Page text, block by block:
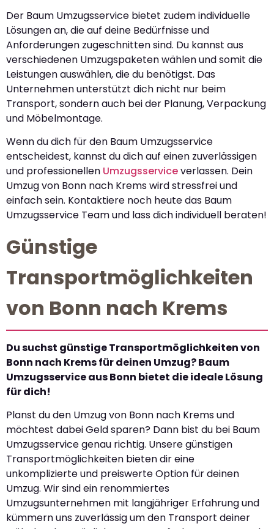
Der Baum Umzugsservice bietet zudem individuelle
Lösungen an, die auf deine Bedürfnisse und
Anforderungen zugeschnitten sind. Du kannst aus
verschiedenen Umzugspaketen wählen und somit die
Leistungen auswählen, die du benötigst. Das
Unternehmen unterstützt dich nicht nur beim
Transport, sondern auch bei der Planung, Verpackung
und Möbelmontage.
Wenn du dich für den Baum Umzugsservice
entscheidest, kannst du dich auf einen zuverlässigen
und professionellen Umzugsserviceverlassen. Dein
Umzug von Bonn nach Krems wird stressfrei und
einfach sein. Kontaktiere noch heute das Baum
Umzugsservice Team und lass dich individuell beraten!
Günstige
Transportmöglichkeiten
von Bonn nach Krems
Du suchst günstige Transportmöglichkeiten von
Bonn nach Krems für deinen Umzug? Baum
Umzugsservice aus Bonn bietet die ideale Lösung
für dich!
Planst du den Umzug von Bonn nach Krems und
möchtest dabei Geld sparen? Dann bist du bei Baum
Umzugsservice genau richtig. Unsere günstigen
Transportmöglichkeiten bieten dir eine
unkomplizierte und preiswerte Option für deinen
Umzug. Wir sind ein renommiertes
Umzugsunternehmen mit langjähriger Erfahrung und
kümmern uns zuverlässig um den Transport deiner